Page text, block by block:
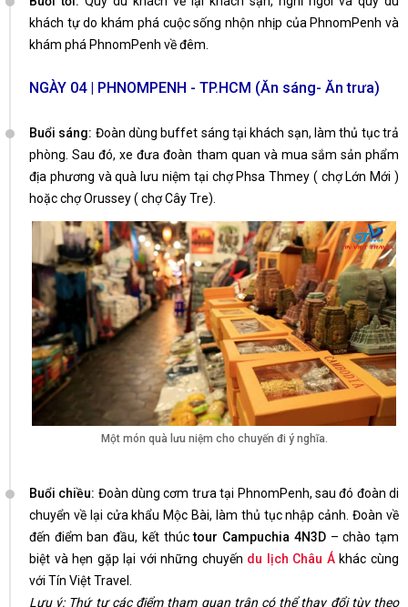
khách tự do khám phá cuộc sống nhộn nhịp của PhnomPenh và
khám phá PhnomPenh về đêm.
NGÀY 04 | PHNOMPENH - TP.HCM (Ăn sáng- Ăn trưa)
Buổi sáng: Đoàn dùng buffet sáng tại khách sạn, làm thủ tục trả
phòng. Sau đó, xe đưa đoàn tham quan và mua sắm sản phẩm
địa phương và quà lưu niệm tại chợ Phsa Thmey ( chợ Lớn Mới )
hoặc chợ Orussey ( chợ Cây Tre).
Một món quà lưu niệm cho chuyến đi ý nghĩa.
Buổi chiều: Đoàn dùng cơm trưa tại PhnomPenh, sau đó đoàn di
chuyển về lại cửa khẩu Mộc Bài, làm thủ tục nhập cảnh. Đoàn về
đến điểm ban đầu, kết thúctour Campuchia 4N3D– chào tạm
biệt và hẹn gặp lại với những chuyến du lịch Châu Ákhác cùng
với Tín Việt Travel.
Lưu ý: Thứ tự các điểm tham quan trân có thể thay đổi tùy theo